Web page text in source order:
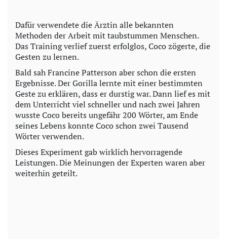
Dafür verwendete die Ärztin alle bekannten
Methoden der Arbeit mit taubstummen Menschen.
Das Training verlief zuerst erfolglos, Coco zögerte, die
Gesten zu lernen.
Bald sah Francine Patterson aber schon die ersten
Ergebnisse. Der Gorilla lernte mit einer bestimmten
Geste zu erklären, dass er durstig war. Dann lief es mit
dem Unterricht viel schneller und nach zwei Jahren
wusste Coco bereits ungefähr 200 Wörter, am Ende
seines Lebens konnte Coco schon zwei Tausend
Wörter verwenden.
Dieses Experiment gab wirklich hervorragende
Leistungen. Die Meinungen der Experten waren aber
weiterhin geteilt.